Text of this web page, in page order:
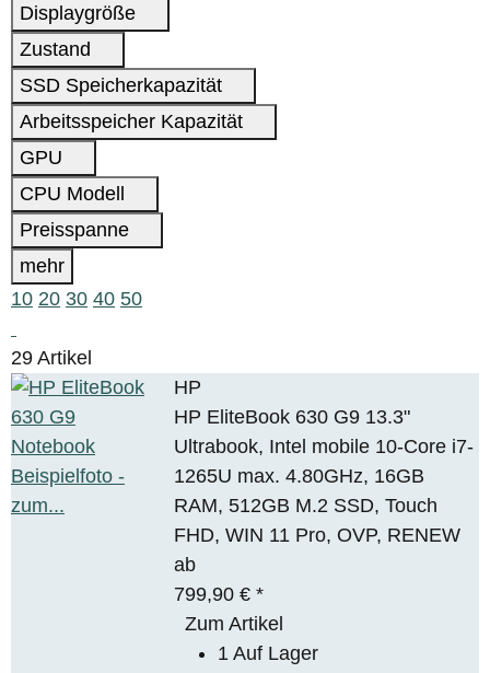
Displaygröße
Zustand
SSD Speicherkapazität
Arbeitsspeicher Kapazität
GPU
CPU Modell
Preisspanne
mehr
10 20 30 40 50
29 Artikel
HP
HP EliteBook 630 G9 13.3"
Ultrabook, Intel mobile 10-Core i7-
1265U max. 4.80GHz, 16GB
RAM, 512GB M.2 SSD, Touch
FHD, WIN 11 Pro, OVP, RENEW
ab
799,90 €*
Zum Artikel
1 Auf Lager